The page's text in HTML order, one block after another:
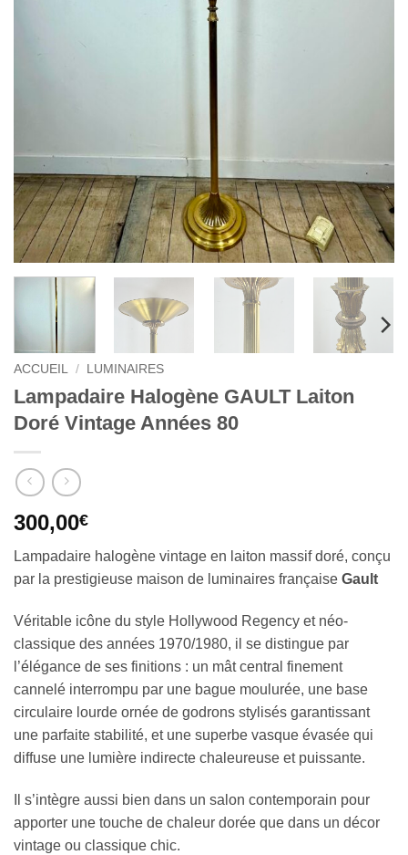
ACCUEIL / LUMINAIRES
Lampadaire Halogène GAULT Laiton
Doré Vintage Années 80
300,00€
Lampadaire halogène vintage en laiton massif doré, conçu
par la prestigieuse maison de luminaires française Gault
Véritable icône du style Hollywood Regency et néo-
classique des années 1970/1980, il se distingue par
l’élégance de ses finitions : un mât central finement
cannelé interrompu par une bague moulurée, une base
circulaire lourde ornée de godrons stylisés garantissant
une parfaite stabilité, et une superbe vasque évasée qui
diffuse une lumière indirecte chaleureuse et puissante.
Il s’intègre aussi bien dans un salon contemporain pour
apporter une touche de chaleur dorée que dans un décor
vintage ou classique chic.